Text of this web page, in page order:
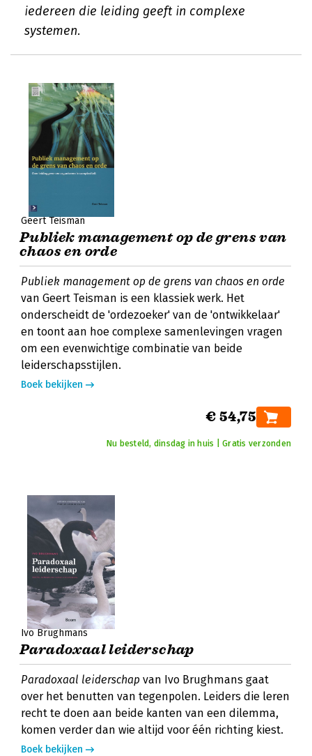
iedereen die leiding geeft in complexe
systemen.
Geert Teisman
Publiek management op de grens van
chaos en orde
Publiek management op de grens van chaos en orde
van Geert Teisman is een klassiek werk. Het
onderscheidt de 'ordezoeker' van de 'ontwikkelaar'
en toont aan hoe complexe samenlevingen vragen
om een evenwichtige combinatie van beide
leiderschapsstijlen.
Boek bekijken
€ 54,75
Nu besteld, dinsdag in huis | Gratis verzonden
Ivo Brughmans
Paradoxaal leiderschap
Paradoxaal leiderschap van Ivo Brughmans gaat
over het benutten van tegenpolen. Leiders die leren
recht te doen aan beide kanten van een dilemma,
komen verder dan wie altijd voor één richting kiest.
Boek bekijken